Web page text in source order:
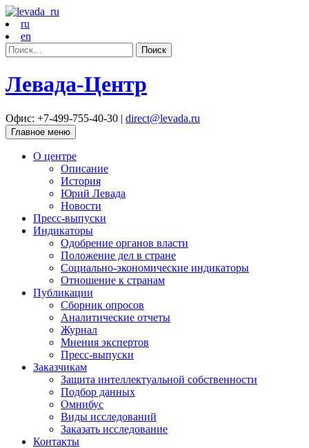
ru
en
Найти:
Левада-Центр
Офис: +7-499-755-40-30 | direct@levada.ru
Главное меню
О центре
Описание
История
Юрий Левада
Новости
Пресс-выпуски
Индикаторы
Одобрение органов власти
Положение дел в стране
Социально-экономические индикаторы
Отношение к странам
Публикации
Сборник опросов
Аналитические отчеты
Журнал
Мнения экспертов
Пресс-выпуски
Заказчикам
Защита интеллектуальной собственности
Подбор данных
Омнибус
Виды исследований
Заказать исследование
Контакты